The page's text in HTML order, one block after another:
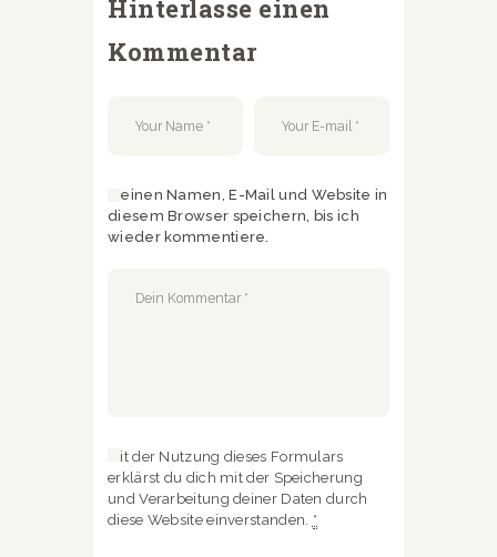
Hinterlasse einen
Kommentar
Meinen Namen, E-Mail und Website in
diesem Browser speichern, bis ich
wieder kommentiere.
Mit der Nutzung dieses Formulars
erklärst du dich mit der Speicherung
und Verarbeitung deiner Daten durch
diese Website einverstanden. *